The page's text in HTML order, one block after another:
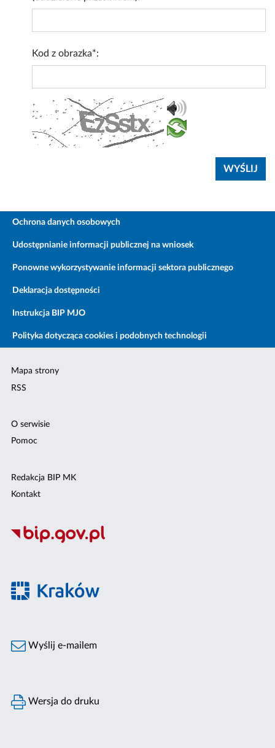
Kod z obrazka*:
Ochrona danych osobowych
Udostępnianie informacji publicznej na wniosek
Ponowne wykorzystywanie informacji sektora publicznego
Deklaracja dostępności
Instrukcja BIP MJO
Polityka dotycząca cookies i podobnych technologii
Mapa strony
RSS
O serwisie
Pomoc
Redakcja BIP MK
Kontakt
Wyślij e-mailem
Wersja do druku